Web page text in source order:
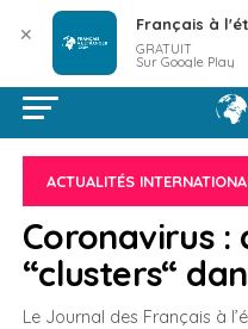
ACTUALITÉS
Coronavirus :
“clusters“
Le Journal des Français à
✕ Français à
GRATUIT
Sur Google Play